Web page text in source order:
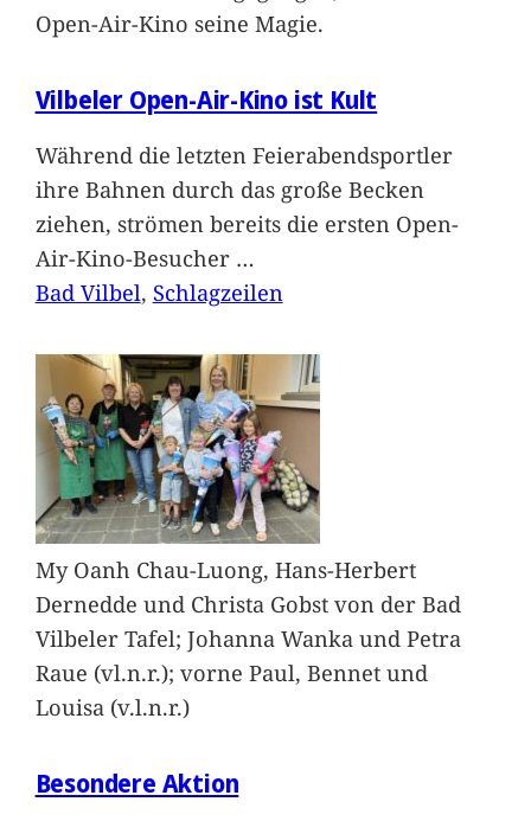
Open-Air-Kino seine Magie.
Vilbeler Open-Air-Kino ist Kult
Während die letzten Feierabendsportler
ihre Bahnen durch das große Becken
ziehen, strömen bereits die ersten Open-
Air-Kino-Besucher …
Bad Vilbel, Schlagzeilen
My Oanh Chau-Luong, Hans-Herbert
Dernedde und Christa Gobst von der Bad
Vilbeler Tafel; Johanna Wanka und Petra
Raue (vl.n.r.); vorne Paul, Bennet und
Louisa (v.l.n.r.)
Besondere Aktion